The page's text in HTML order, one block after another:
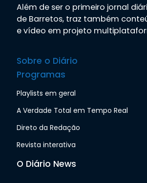
Além de ser o primeiro jornal
de Barretos, traz também
e vídeo em projeto
Sobre o Diário
Programas
Playlists em geral
A Verdade Total em Tempo Real
Direto da Redação
Revista interativa
O Diário News